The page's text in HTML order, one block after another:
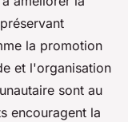
la promotion
et l'organisation
sont au
encouragent la